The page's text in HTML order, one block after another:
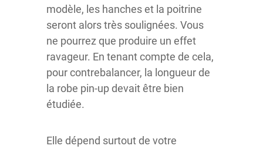
modèle, les hanches et la poitrine
seront alors très soulignées. Vous
ne pourrez que produire un effet
ravageur. En tenant compte de cela,
pour contrebalancer, la longueur de
la robe pin-up devait être bien
étudiée.
Elle dépend surtout de votre